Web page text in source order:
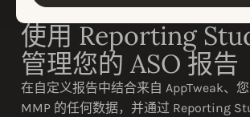
使用 Reporting
管理您的 ASO 报告
在自定义报告中结合来自 AppTweak、
MMP 的任何数据，并通过 Reporting